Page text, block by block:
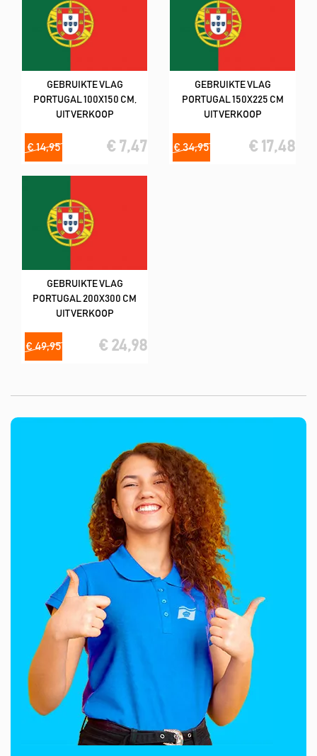
100x150 cm, 150x225 cm & 200x300 cm
GEBRUIKTE VLAG
PORTUGAL 100X150 CM,
UITVERKOOP
€ 14,95 € 7,47
GEBRUIKTE VLAG
PORTUGAL 150X225 CM
UITVERKOOP
€ 34,95 € 17,48
GEBRUIKTE VLAG
PORTUGAL 200X300 CM
UITVERKOOP
€ 49,95 € 24,98